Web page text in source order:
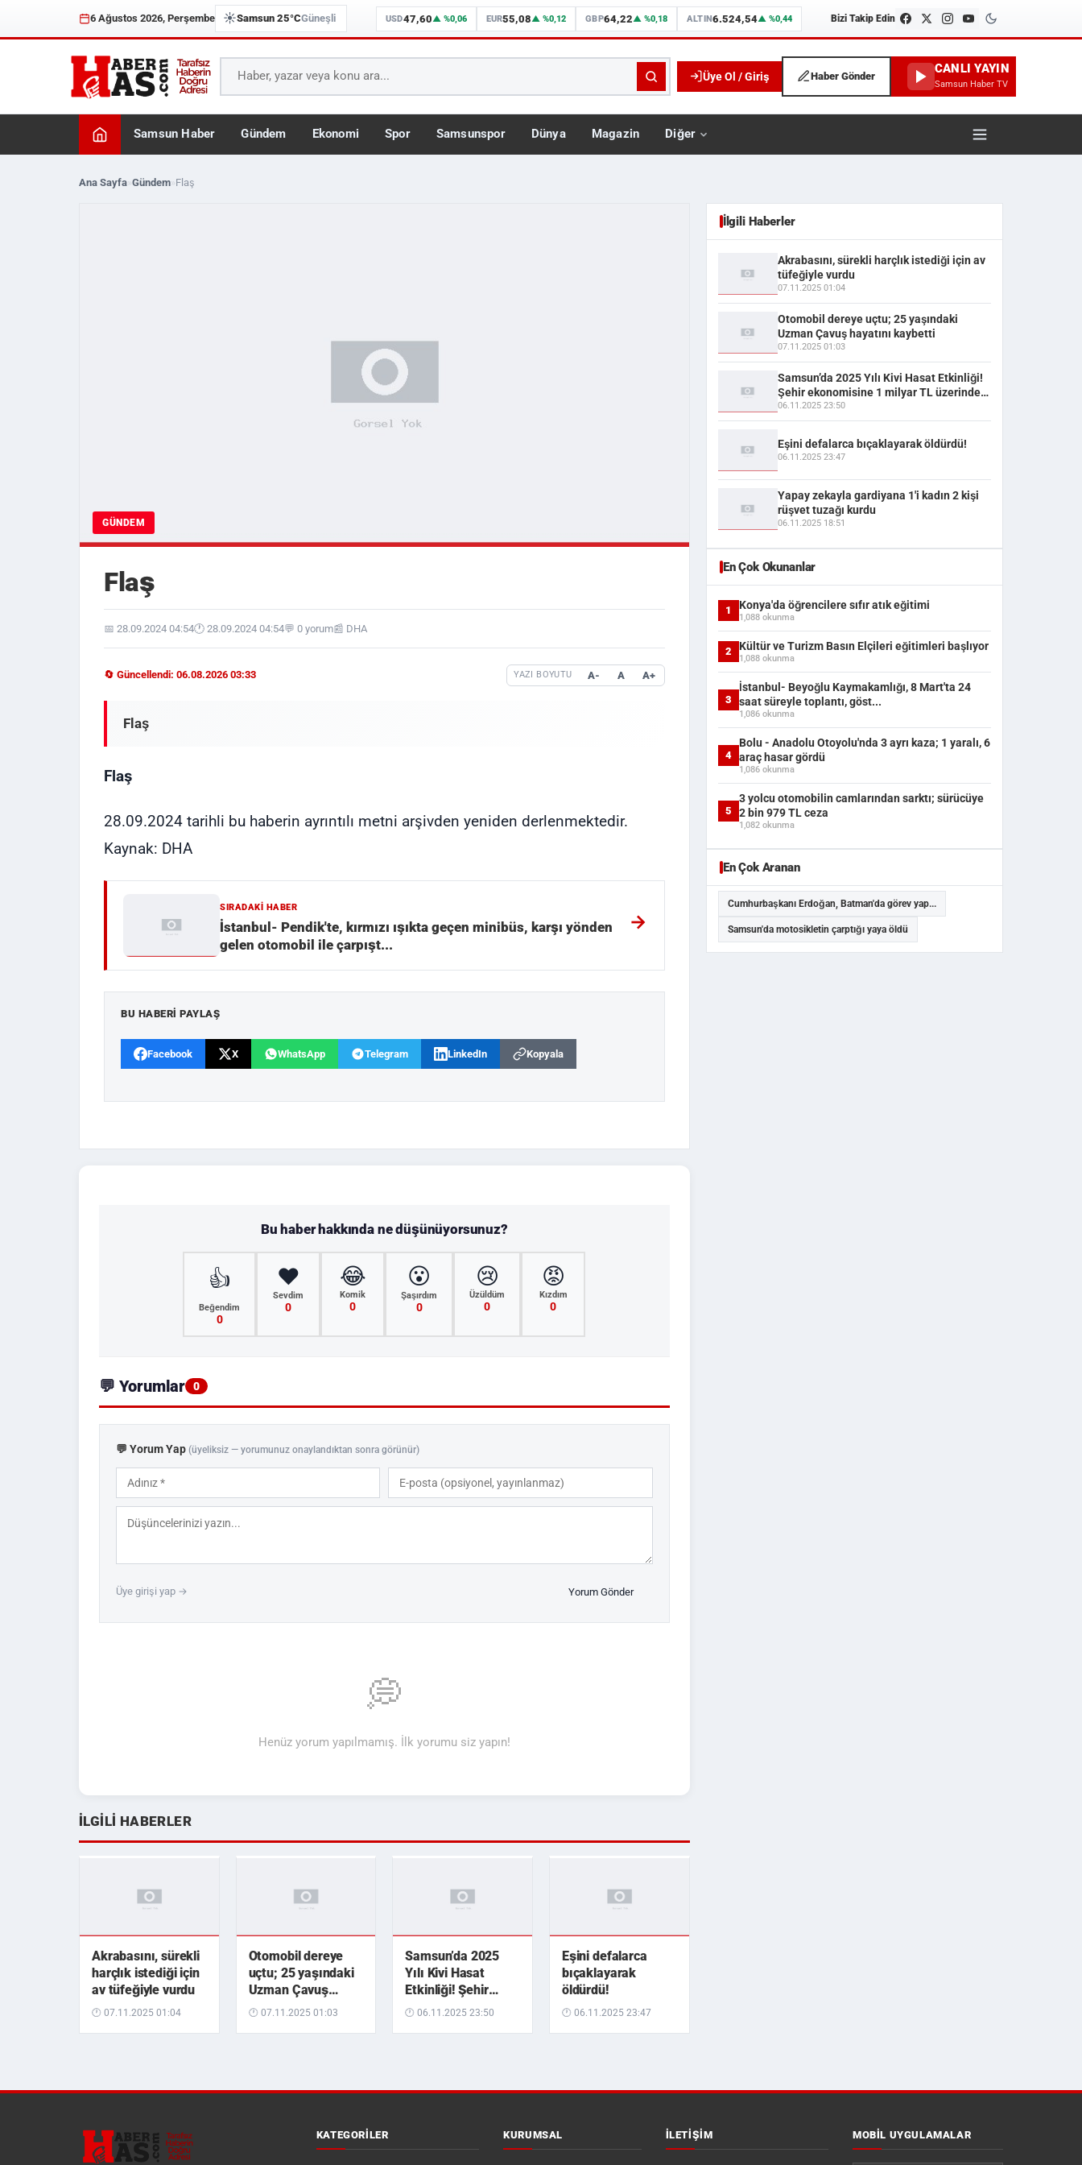
6 Ağustos 2026, Perşembe ☀️Samsun 25°CGüneşli USD47,60▲ %0,06 EUR55,08▲ %0,12 GBP64,22▲ %0,18 ALTIN6.524,54▲ %0,44 Bizi Takip Edin
Üye Ol / Giriş Haber Gönder
CANLI YAYIN
Samsun Haber TV
Samsun Haber Gündem Ekonomi Spor Samsunspor Dünya Magazin Diğer
Ana Sayfa Gündem Flaş
GÜNDEM
Flaş
📅 28.09.2024 04:54🕐 28.09.2024 04:54💬 0 yorum📰 DHA
🔄 Güncellendi: 06.08.2026 03:33 YAZI BOYUTU A- A A+
Flaş
Flaş
28.09.2024 tarihli bu haberin ayrıntılı metni arşivden yeniden derlenmektedir.
Kaynak: DHA
SIRADAKI HABER
İstanbul- Pendik'te, kırmızı ışıkta geçen minibüs, karşı yönden
gelen otomobil ile çarpışt...
BU HABERI PAYLAŞ
Facebook X WhatsApp Telegram LinkedIn Kopyala
Bu haber hakkında ne düşünüyorsunuz?
👍
Beğendim
0
❤️
Sevdim
0
😂
Komik
0
😮
Şaşırdım
0
😢
Üzüldüm
0
😡
Kızdım
0
💬 Yorumlar 0
💬 Yorum Yap (üyeliksiz — yorumunuz onaylandıktan sonra görünür)
Üye girişi yap → Yorum Gönder
💭
Henüz yorum yapılmamış. İlk yorumu siz yapın!
İLGILI HABERLER
Akrabasını, sürekli
harçlık istediği için
av tüfeğiyle vurdu
🕐 07.11.2025 01:04
Otomobil dereye
uçtu; 25 yaşındaki
Uzman Çavuş
hayatını kaybetti
🕐 07.11.2025 01:03
Samsun’da 2025
Yılı Kivi Hasat
Etkinliği! Şehir
ekonomisine 1
🕐 06.11.2025 23:50
Eşini defalarca
bıçaklayarak
öldürdü!
🕐 06.11.2025 23:47
İlgili Haberler
Akrabasını, sürekli harçlık istediği için av
tüfeğiyle vurdu
07.11.2025 01:04
Otomobil dereye uçtu; 25 yaşındaki
Uzman Çavuş hayatını kaybetti
07.11.2025 01:03
Samsun’da 2025 Yılı Kivi Hasat Etkinliği!
Şehir ekonomisine 1 milyar TL üzerinde
katkı
06.11.2025 23:50
Eşini defalarca bıçaklayarak öldürdü!
06.11.2025 23:47
Yapay zekayla gardiyana 1'i kadın 2 kişi
rüşvet tuzağı kurdu
06.11.2025 18:51
En Çok Okunanlar
1 Konya'da öğrencilere sıfır atık eğitimi
1,088 okunma
2 Kültür ve Turizm Basın Elçileri eğitimleri başlıyor
1,088 okunma
3
İstanbul- Beyoğlu Kaymakamlığı, 8 Mart'ta 24
saat süreyle toplantı, göst...
1,086 okunma
4
Bolu - Anadolu Otoyolu'nda 3 ayrı kaza; 1 yaralı, 6
araç hasar gördü
1,086 okunma
5
3 yolcu otomobilin camlarından sarktı; sürücüye
2 bin 979 TL ceza
1,082 okunma
En Çok Aranan
Cumhurbaşkanı Erdoğan, Batman'da görev yap...
Samsun'da motosikletin çarptığı yaya öldü
KATEGORILER KURUMSAL İLETIŞIM MOBIL UYGULAMALAR